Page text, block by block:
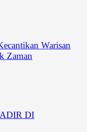
Warisan
Zaman
DI